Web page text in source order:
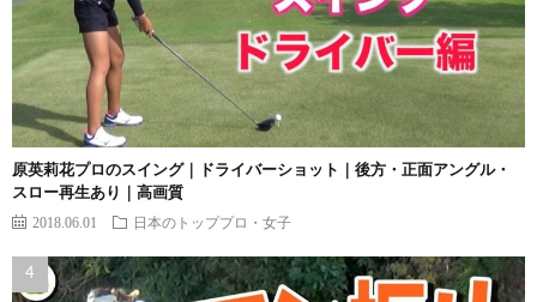
原英莉花プロのスイング｜ドライバーショット｜後方・正面アングル・
スロー再生あり｜高画質
2018.06.01 日本のトッププロ・女子